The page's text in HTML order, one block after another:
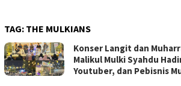
TAG: THE MULKIANS
Konser Langit dan
Malikul Mulki Syahdu
Youtuber, dan Pebisnis